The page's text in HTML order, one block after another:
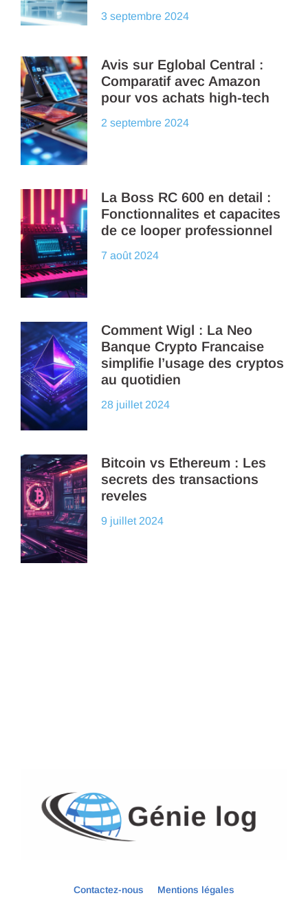
3 septembre 2024
Avis sur Eglobal Central :
Comparatif avec Amazon
pour vos achats high-tech
2 septembre 2024
La Boss RC 600 en detail :
Fonctionnalites et capacites
de ce looper professionnel
7 août 2024
Comment Wigl : La Neo
Banque Crypto Francaise
simplifie l’usage des cryptos
au quotidien
28 juillet 2024
Bitcoin vs Ethereum : Les
secrets des transactions
reveles
9 juillet 2024
Contactez-nous Mentions légales